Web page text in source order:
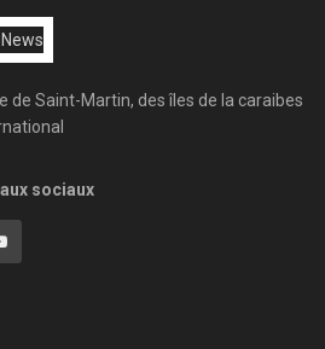
de Saint-Martin, des îles de la caraibes
sociaux